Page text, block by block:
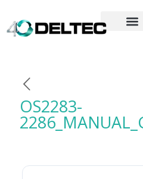
OS2283-